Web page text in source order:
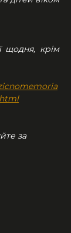
щодня, крім
за